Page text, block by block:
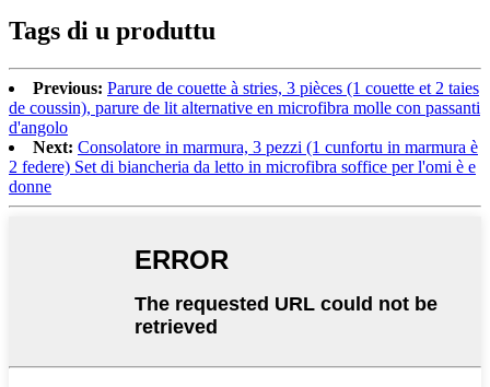
Tags di u produttu
Previous: Parure de couette à stries, 3 pièces (1 couette et 2 taies
de coussin), parure de lit alternative en microfibra molle con passanti
d'angolo
Next: Consolatore in marmura, 3 pezzi (1 cunfortu in marmura è
2 federe) Set di biancheria da letto in microfibra soffice per l'omi è e
donne